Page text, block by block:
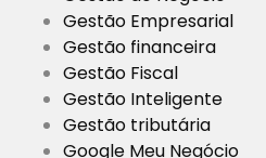
Gestão Empresarial
Gestão financeira
Gestão Fiscal
Gestão Inteligente
Gestão tributária
Google Meu Negócio